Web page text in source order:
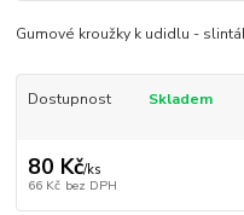
Gumové kroužky k udidlu -
Dostupnost Skladem
80 Kč/ks
66 Kč bez DPH